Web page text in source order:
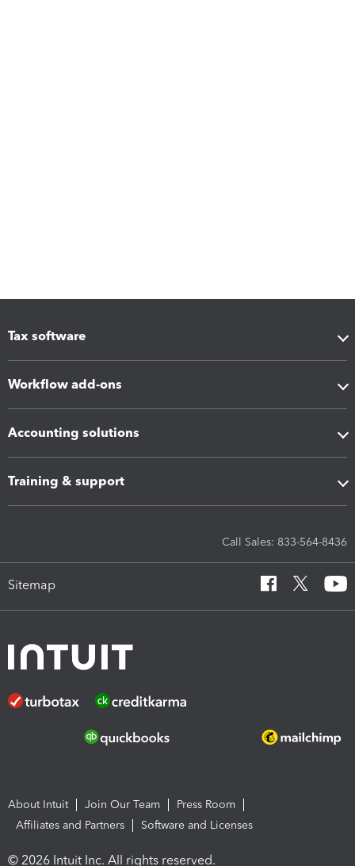
Tax software
Workflow add-ons
Accounting solutions
Training & support
Call Sales: 833-564-8436
Sitemap
About Intuit Join Our Team
Press Room
Affiliates and Partners
Software and Licenses
© 2026 Intuit Inc. All rights reserved.